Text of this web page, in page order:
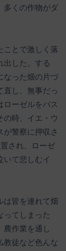
多くの作物がダ
ことで激しく落
出した。する
なった畑の片づ
直し、無事だっ
ローゼルをバス
の時、イエ・ウ
が警察に押収さ
され、ローゼ
いて悲しむイ
は皆を連れて畑
ってしまった
農作業を通し
教徒など色んな